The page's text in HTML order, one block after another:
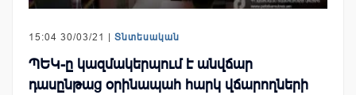
15:04 30/03/21 | Տնտեսական
ՊԵԿ-ը կազմակերպում է անվճար
դասընթաց օրինապահ հարկ վճարողների